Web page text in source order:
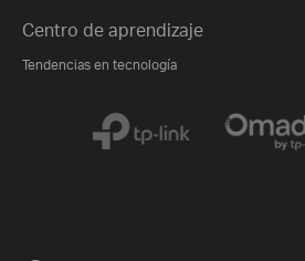
Centro de aprendizaje
Tendencias en tecnología